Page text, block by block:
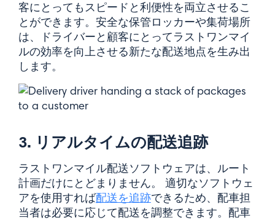
客にとってもスピードと利便性を両立させるこ
とができます。安全な保管ロッカーや集荷場所
は、ドライバーと顧客にとってラストワンマイ
ルの効率を向上させる新たな配送地点を生み出
します。
3. リアルタイムの配送追跡
ラストワンマイル配送ソフトウェアは、ルート
計画だけにとどまりません。 適切なソフトウェ
アを使用すれば配送を追跡できるため、配車担
当者は必要に応じて配送を調整できます。配車